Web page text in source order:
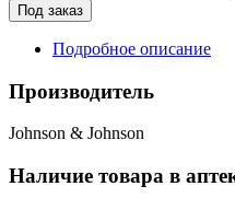
Под заказ
Подробное описание
Производитель
Johnson & Johnson
Наличие товара в